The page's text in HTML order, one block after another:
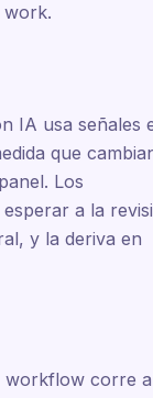
work.
IA usa señales
que
Los
a la
y la deriva en
workflow corre a